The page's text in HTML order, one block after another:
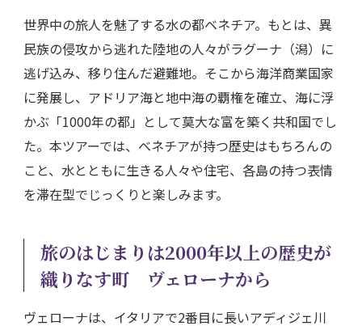
世界中の旅人を魅了する水の都ベネチア。もとは、異
民族の侵攻から逃れた陸地の人々がラグーナ（潟）に
逃げ込み、移り住んだ避難地。そこから海洋商業国家
に発展し、アドリア海と地中海の覇権を確立、海に浮
かぶ「1000年の都」として莫大な富を築く共和国でし
た。本ツアーでは、ベネチアが持つ歴史はもちろんの
こと、水とともに生きる人々や住宅、各島の持つ表情
を滞在型でじっくりと楽しみます。
旅のはじまりは2000年以上の歴史が
織りなす町 ヴェローナから
ヴェローナは、イタリアで2番目に長いアディジェ川